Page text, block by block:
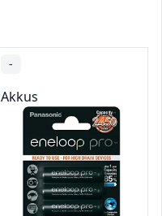
-
Akkus